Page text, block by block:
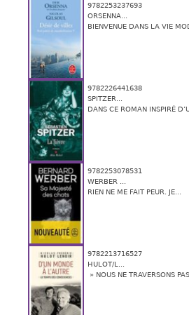
9782253237693
ORSENNA...
BIENVENUE DANS LA VIE
9782226441638
SPITZER...
DANS CE ROMAN INSPIRÉ
9782253078531
WERBER ...
RIEN NE ME FAIT PEUR. JE...
9782213716527
HULOT/L...
» NOUS NE TRAVERSONS PAS